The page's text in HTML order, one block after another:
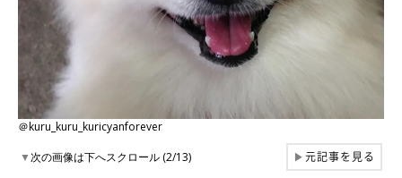
＠kuru_kuru_kuricyanforever
▼次の画像は下へスクロール (2/13) ▶元記事を見る